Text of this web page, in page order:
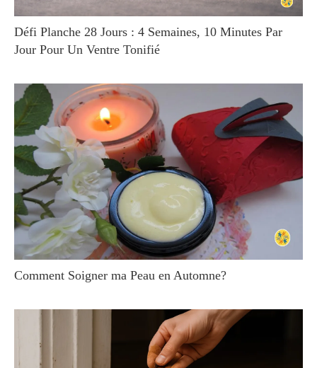
Défi Planche 28 Jours : 4 Semaines, 10 Minutes Par
Jour Pour Un Ventre Tonifié
Comment Soigner ma Peau en Automne?